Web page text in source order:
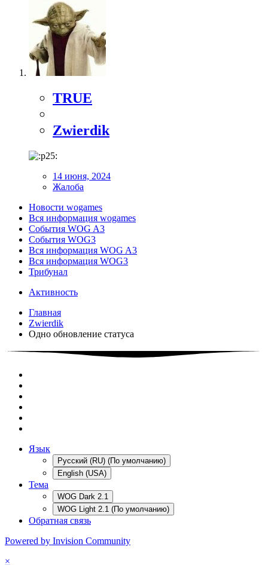
TRUE
Zwierdik
14 июня, 2024
Жалоба
Новости wogames
Вся информация wogames
События WOG A3
События WOG3
Вся информация WOG A3
Вся информация WOG3
Трибунал
Активность
Главная
Zwierdik
Одно обновление статуса
Язык
Русский (RU) (По умолчанию)
English (USA)
Тема
WOG Dark 2.1
WOG Light 2.1 (По умолчанию)
Обратная связь
Powered by Invision Community
×